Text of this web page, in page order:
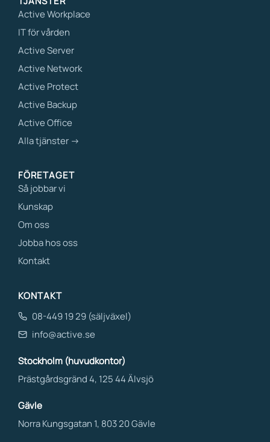
Active Workplace
IT för vården
Active Server
Active Network
Active Protect
Active Backup
Active Office
Alla tjänster →
FÖRETAGET
Så jobbar vi
Kunskap
Om oss
Jobba hos oss
Kontakt
KONTAKT
08-449 19 29 (säljväxel)
info@active.se
Stockholm (huvudkontor)
Prästgårdsgränd 4, 125 44 Älvsjö
Gävle
Norra Kungsgatan 1, 803 20 Gävle